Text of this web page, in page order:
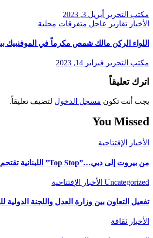
مكتب التحرير
أبريل 3, 2023
الأخبار تقارير عاجل متفرقات محلية
اللواء الركن مالك شمص مكرماً في الموفنبيك
مكتب التحرير فبراير 14, 2023
اترك تعليقاً
يجب أنت تكون مسجل الدخول لتضيف تعليقاً.
You Missed
الأخبار الإفتتاحية
من بيروت إلى دبي…”Top Stop” اللبنانية تقتحم المعارض الدولية
Uncategorized الأخبار الإفتتاحية
تفعيل التعاون بين وزارة العدل واللجنة الدولية
الأخبار ثقافة